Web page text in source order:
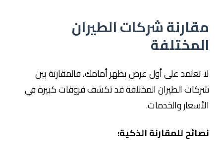
مقارنة شركات الطيران
المختلفة
لا تعتمد على أول عرض يظهر أمامك، فالمقارنة بين
شركات الطيران المختلفة قد تكشف فروقات كبيرة في
الأسعار والخدمات.
نصائح للمقارنة الذكية: